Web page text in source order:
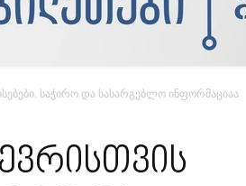
საჭირო და სასარგებლო ინფორმაციაა